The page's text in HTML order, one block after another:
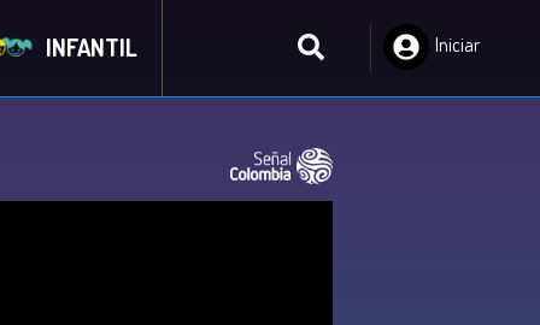
INFANTIL
Iniciar